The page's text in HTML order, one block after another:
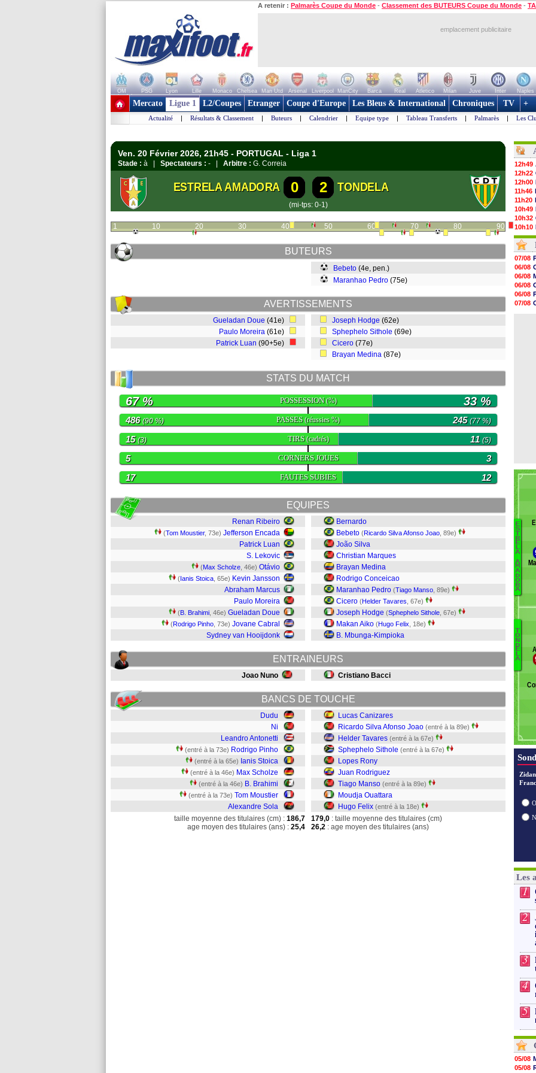
A retenir : Palmarès Coupe du Monde - Classement des BUTEURS Coupe du Monde -
emplacement publicitaire
OM PSG Lyon Lille Monaco Chelsea Man Utd Arsenal Liverpool ManCity Barca Real Atletico Milan Juve Inter Naples
+ de clubs
Mercato Ligue 1 L2/Coupes Etranger Coupe d'Europe Les Bleus & International Chroniques TV +
Actualité | Résultats & Classement | Buteurs | Calendrier | Equipe type | Tableau Transferts | Palmarès | Les
Ven. 20 Février 2026, 21h45 - PORTUGAL - Liga 1
Stade : à | Spectateurs : - | Arbitre : G. Correia
ESTRELA AMADORA 0 2 TONDELA
(mi-tps: 0-1)
1 10 20 30 40 50 60 70 80 90
BUTEURS
Bebeto (4e, pen.)
Maranhao Pedro (75e)
AVERTISSEMENTS
Gueladan Doue (41e)
Paulo Moreira (61e)
Patrick Luan (90+5e)
Joseph Hodge (62e)
Sphephelo Sithole (69e)
Cicero (77e)
Brayan Medina (87e)
STATS DU MATCH
POSSESSION(%)
67 % 33 %
PASSES(réussies %)
486(90 %) 245(77 %)
TIRS(cadrés)
15(3) 11 (5)
CORNERS JOUES
5 3
FAUTES SUBIES
17 12
EQUIPES
Renan Ribeiro
(Tom Moustier, 73e) Jefferson Encada
Patrick Luan
S. Lekovic
(Max Scholze , 46e) Otávio
(Ianis Stoica , 65e) Kevin Jansson
Abraham Marcus
Paulo Moreira
(B. Brahimi , 46e) Gueladan Doue
(Rodrigo Pinho , 73e) Jovane Cabral
Sydney van Hooijdonk
Bernardo
Bebeto (Ricardo Silva Afonso Joao , 89e)
João Silva
Christian Marques
Brayan Medina
Rodrigo Conceicao
Maranhao Pedro (Tiago Manso , 89e)
Cicero (Helder Tavares , 67e)
Joseph Hodge (Sphephelo Sithole , 67e)
Makan Aiko (Hugo Felix , 18e)
B. Mbunga-Kimpioka
ENTRAINEURS
Joao Nuno Cristiano Bacci
BANCS DE TOUCHE
Dudu
Ni
Leandro Antonetti
(entré à la 73e) Rodrigo Pinho
(entré à la 65e) Ianis Stoica
(entré à la 46e) Max Scholze
(entré à la 46e) B. Brahimi
(entré à la 73e) Tom Moustier
Alexandre Sola
Lucas Canizares
Ricardo Silva Afonso Joao (entré à la 89e)
Helder Tavares (entré à la 67e)
Sphephelo Sithole (entré à la 67e)
Lopes Rony
Juan Rodriguez
Tiago Manso (entré à la 89e)
Moudja Ouattara
Hugo Felix (entré à la 18e)
taille moyenne des titulaires (cm) : 186,7
age moyen des titulaires (ans) : 25,4
179,0 : taille moyenne des titulaires (cm)
26,2 : age moyen des titulaires (ans)
12h49
12h22
12h00
11h46
11h20
10h49
10h32
10h10
09h49
09h35
09h08
08h54
08h32
07/08
07/08
07/08
07/08
07/08
06/08
06/08
06/08
06/08
07/08
Ni
E
S
T
R
E
L
A
A
M
A
D
O
R
A
T
O
N
D
E
L
A
Les
1
2
3
4
5
05/08
05/08